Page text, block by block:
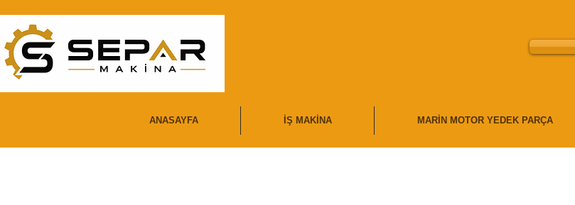
ANASAYFA İŞ MAKİNA MARİN MOTOR YEDEK PARÇA